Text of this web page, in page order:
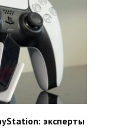
эксперты